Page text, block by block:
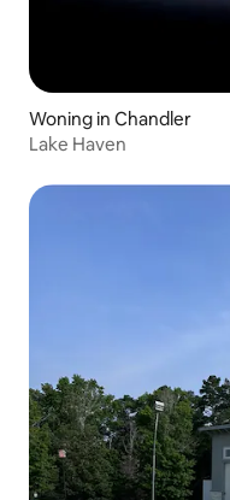
Woning in Chandler
Lake Haven